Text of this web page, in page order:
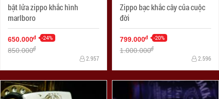
bật lửa zippo khắc hình
marlboro
650.000đ -24%
850.000đ
2.957
Zippo bạc khắc cây của cuộc
đời
799.000đ -20%
1.000.000đ
2.596